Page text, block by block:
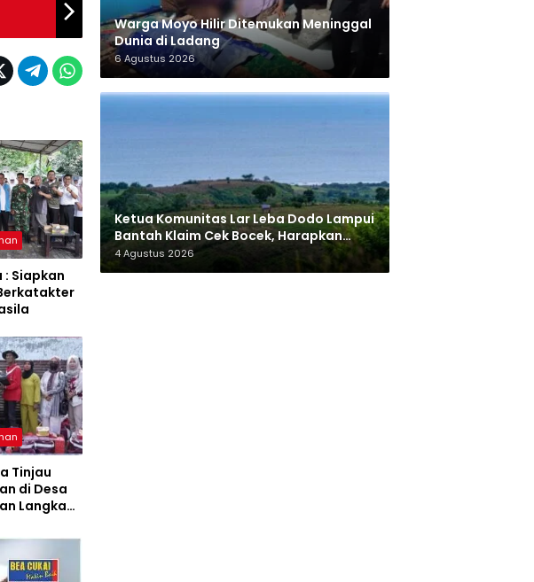
: Siapkan
Tinjau
di Desa
Langkah
Warga Moyo Hilir Ditemukan Meninggal
Dunia di Ladang
6 Agustus 2026
Ketua Komunitas Lar Leba Dodo Lampui
Bantah Klaim Cek Bocek, Harapkan
AMMAN Beri Akses ke Makam Leluhur
4 Agustus 2026